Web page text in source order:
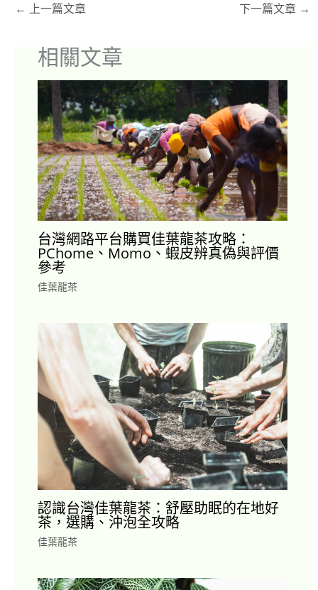
← 上一篇文章 下一篇文章 →
相關文章
台灣網路平台購買佳葉龍茶攻略：
PChome、Momo、蝦皮辨真偽與評價
參考
佳葉龍茶
認識台灣佳葉龍茶：舒壓助眠的在地好
茶，選購、沖泡全攻略
佳葉龍茶